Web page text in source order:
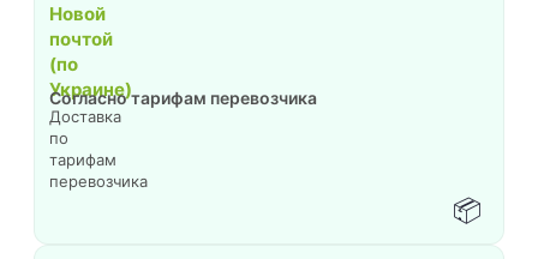
📦
Новой
почтой
(по
Украине)
Доставка
по
тарифам
перевозчика
Согласно тарифам перевозчика